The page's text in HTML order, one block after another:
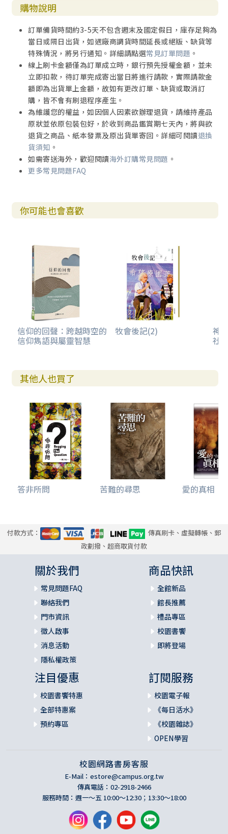
／成仙之道
【信仰的追求】
自序 加入傻瓜行列
輯一
萬物的起源／如何思考神／自有永有者——我是自有永有的／
上帝住在哪裡？／上帝的愛／全能者的大石頭／本體論與上
帝的存在
輯二
淺談神蹟／再談神蹟／童女生子／基督的復活／萬物的切望
／真理的呼喚／真理與自由／道德與自由／選擇與自由
輯三
死亡，你不必驕傲／死亡之謎／嫦娥應悔偷靈藥／老天的眼
睛／你的問題是什麼？／你是什麼意思？／相信是一種行為
輯四
物理與神學／巴斯提雅的寓言／尼采與潘朵拉的盒子／尖叫
購物說明
訂單備貨時間約3-5天不包含週末及國定假日，庫存足夠為
當日或隔日出貨，如遇廠商調貨時間延長或絕版、缺貨等
特殊情況，將另行通知。詳細請點選常見訂單問題 。
線上刷卡金額僅為訂單成立時，銀行預先授權金額，並未
立即扣款，待訂單完成寄出當日將進行請款，實際請款金
額即為出貨單上金額，故如有更改訂單、缺貨或取消訂
購，皆不會有刷退程序產生。
為維護您的權益，如因個人因素欲辦理退貨，請維持產品
原狀並依原包裝包好，於收到商品鑑賞期七天內，將與欲
退貨之商品、紙本發票及原出貨單寄回。詳細可閱讀退換
貨須知 。
如需寄送海外，歡迎閱讀海外訂購常見問題 。
更多常見問題FAQ
你可能也會喜歡
信仰的回聲：跨越時空的
信仰雋語與屬靈智慧
牧會後記(2) 神
社
其他人也買了
答非所問 苦難的尋思 愛的真相
付款方式：
傳真刷卡、虛擬轉帳、郵
政劃撥、超商取貨付款
關於我們
常見問題FAQ
聯絡我們
門市資訊
徵人啟事
消息活動
隱私權政策
商品快訊
全館新品
館長推薦
禮品專區
校園書饗
即將登場
注目優惠
校園書饗特惠
全部特惠案
預約專區
訂閱服務
校園電子報
《每日活水》
《校園雜誌》
OPEN學習
校園網路書房客服
E-Mail： estore@campus.org.tw
傳真電話：02-2918-2466
服務時間：週一～五 10:00～12:30；13:30～18:00